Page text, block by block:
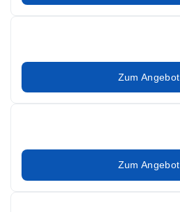
Zum Angebot
Zum Angebot